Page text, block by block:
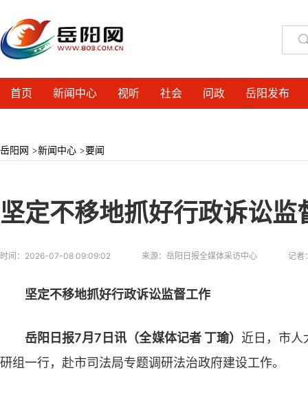
首页 新闻中心 视听 社会 问政 岳阳发布
岳阳网 >新闻中心 >要闻
坚定不移地抓好行政诉讼监
时间： 2026-07-08 09:09:02 来源： 岳阳日报全媒体采访中心 记者
坚定不移地抓好行政诉讼监督工作
岳阳日报7月7日讯（全媒体记者 丁瑜） 近日，市人
研组一行，赴市司法局专题调研法治政府建设工作。